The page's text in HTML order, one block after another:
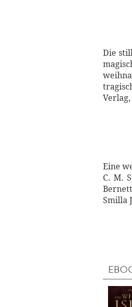
Die
Eine
C. M.
Smilla